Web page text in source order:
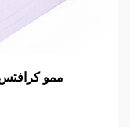
ممو كرافتس